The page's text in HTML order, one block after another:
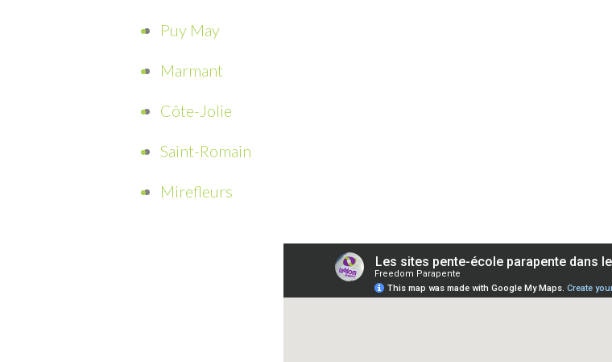
Puy May
Marmant
Côte-Jolie
Saint-Romain
Mirefleurs